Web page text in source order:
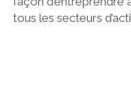
tous les secteurs